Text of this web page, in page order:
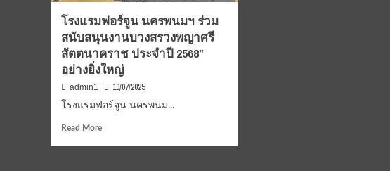
โรงแรมฟอร์จูน นครพนมฯ ร่วม
สนับสนุนงานบวงสรวงพญาศรี
สัตตนาคราช ประจำปี 2568”
อย่างยิ่งใหญ่
admin1 10/07/2025
โรงแรมฟอร์จูน นครพนม...
Read MoreRead